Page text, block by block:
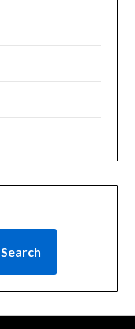
Search